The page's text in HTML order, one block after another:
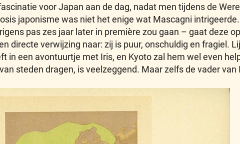
voor Japan aan de dag, nadat men tijdens de
japonisme was niet het enige wat Mascagni
pas zes jaar later in première zou gaan – gaat deze
directe verwijzing naar: zij is puur, onschuldig en fragiel.
in een avontuurtje met Iris, en Kyoto zal hem wel even
steden dragen, is veelzeggend. Maar zelfs de vader